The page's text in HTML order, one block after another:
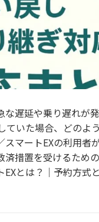
な遅延や乗り遅れが
ていた場合、どのよ
マートEXの利用者
済措置を受けるため
EXとは？｜予約方